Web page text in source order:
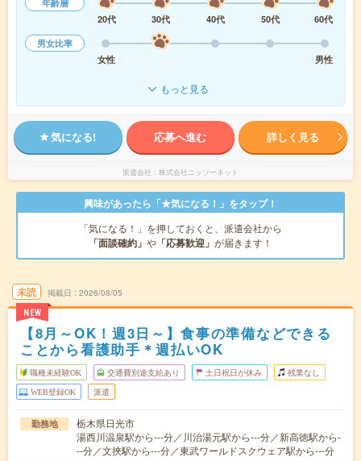
年齢層
20代
30代 40代 50代
60代
男女比率
女性
男性
もっと見る
気になる! 応募へ進む 詳しく見る
派遣会社 株式会社ニッソーネット
興味があったら「★気になる！」をタップ！
「気になる！」を押しておくと、派遣会社から
「面談確約」 や 「応募歓迎」 が届きます！
未読
NEW
掲載日 2026/08/05
【8月～OK！週3日～】食事の準備などできる
ことから看護助手＊週払いOK
職種未経験OK 交通費別途支給あり 土日祝日が休み 残業なし
WEB登録OK 派遣
勤務地
栃木県日光市
湯西川温泉駅から---分／川治湯元駅から---分／新高徳駅から-
--分／文挾駅から---分／東武ワールドスクウェア駅から---分